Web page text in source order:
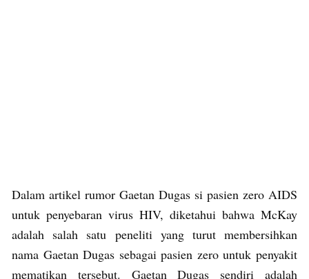
Dalam artikel rumor Gaetan Dugas si pasien zero AIDS
untuk penyebaran virus HIV, diketahui bahwa McKay
adalah salah satu peneliti yang turut membersihkan
nama Gaetan Dugas sebagai pasien zero untuk penyakit
mematikan tersebut. Gaetan Dugas sendiri adalah